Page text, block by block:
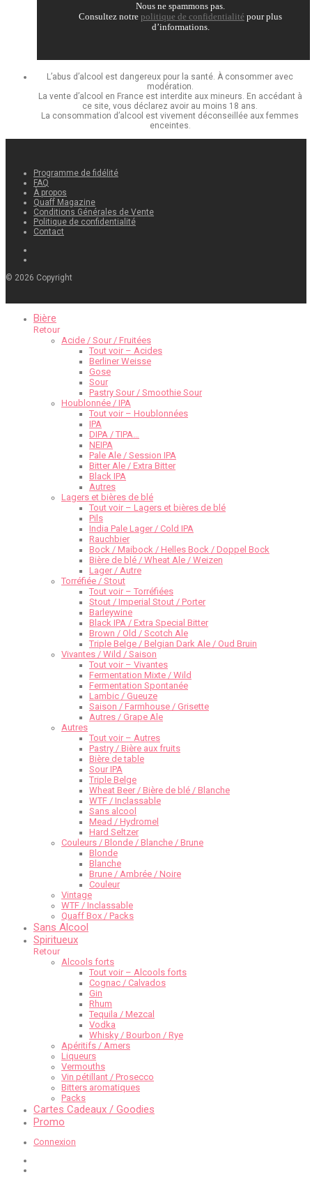
Nous ne spammons pas.
Consultez notre politique de confidentialité pour plus
d’informations.
L’abus d’alcool est dangereux pour la santé. À consommer avec
modération.
La vente d’alcool en France est interdite aux mineurs. En accédant à
ce site, vous déclarez avoir au moins 18 ans.
La consommation d’alcool est vivement déconseillée aux femmes
enceintes.
Programme de fidélité
FAQ
À propos
Quaff Magazine
Conditions Générales de Vente
Politique de confidentialité
Contact
© 2026 Copyright
Bière
Retour
Acide / Sour / Fruitées
Tout voir – Acides
Berliner Weisse
Gose
Sour
Pastry Sour / Smoothie Sour
Houblonnée / IPA
Tout voir – Houblonnées
IPA
DIPA / TIPA…
NEIPA
Pale Ale / Session IPA
Bitter Ale / Extra Bitter
Black IPA
Autres
Lagers et bières de blé
Tout voir – Lagers et bières de blé
Pils
India Pale Lager / Cold IPA
Rauchbier
Bock / Maibock / Helles Bock / Doppel Bock
Bière de blé / Wheat Ale / Weizen
Lager / Autre
Torréfiée / Stout
Tout voir – Torréfiées
Stout / Imperial Stout / Porter
Barleywine
Black IPA / Extra Special Bitter
Brown / Old / Scotch Ale
Triple Belge / Belgian Dark Ale / Oud Bruin
Vivantes / Wild / Saison
Tout voir – Vivantes
Fermentation Mixte / Wild
Fermentation Spontanée
Lambic / Gueuze
Saison / Farmhouse / Grisette
Autres / Grape Ale
Autres
Tout voir – Autres
Pastry / Bière aux fruits
Bière de table
Sour IPA
Triple Belge
Wheat Beer / Bière de blé / Blanche
WTF / Inclassable
Sans alcool
Mead / Hydromel
Hard Seltzer
Couleurs / Blonde / Blanche / Brune
Blonde
Blanche
Brune / Ambrée / Noire
Couleur
Vintage
WTF / Inclassable
Quaff Box / Packs
Sans Alcool
Spiritueux
Retour
Alcools forts
Tout voir – Alcools forts
Cognac / Calvados
Gin
Rhum
Tequila / Mezcal
Vodka
Whisky / Bourbon / Rye
Apéritifs / Amers
Liqueurs
Vermouths
Vin pétillant / Prosecco
Bitters aromatiques
Packs
Cartes Cadeaux / Goodies
Promo
Connexion